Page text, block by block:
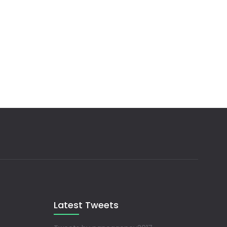
Latest Tweets